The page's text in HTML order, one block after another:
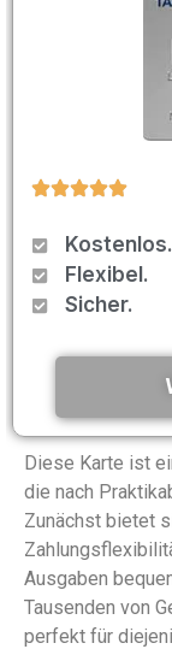
Kostenlos.
Flexibel.
Sicher.
Diese Karte ist
die nach
Zunächst bietet
Ausgaben
Tausenden von
perfekt für